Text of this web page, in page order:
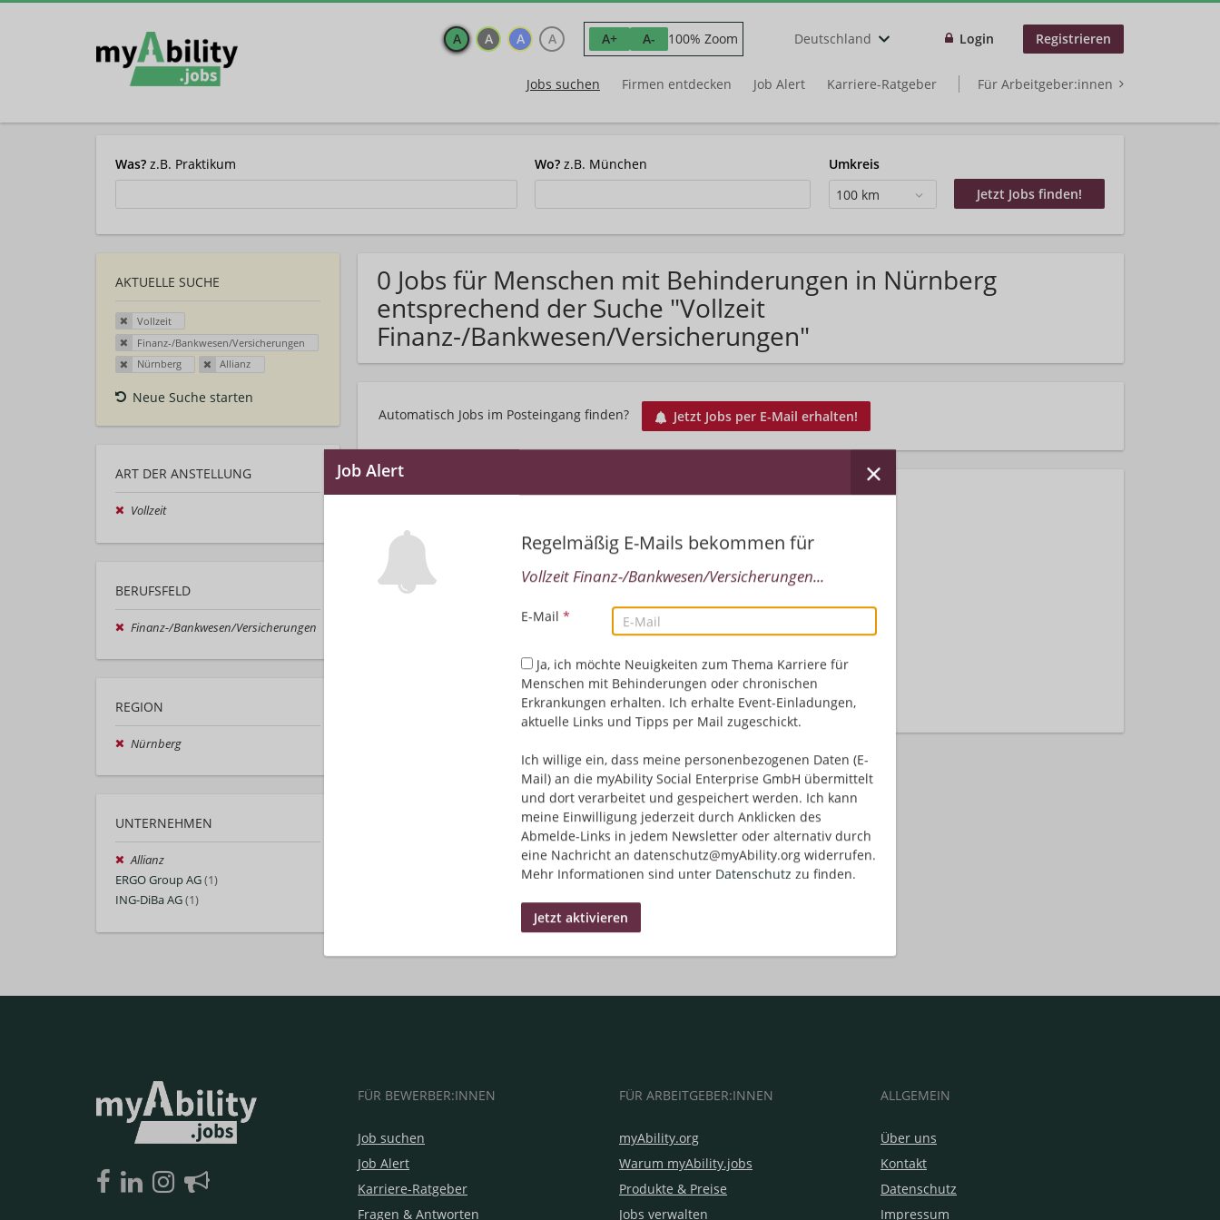
A A A A A+ A- 100% Zoom Deutschland Login Registrieren
Jobs suchen Firmen entdecken Job Alert Karriere-Ratgeber Für Arbeitgeber:innen
Was? z.B. Praktikum Wo? z.B. München
Umkreis
100 km
AKTUELLE SUCHE
Vollzeit
Finanz-/Bankwesen/Versicherungen
Nürnberg
Allianz
Neue Suche starten
ART DER ANSTELLUNG
Vollzeit
BERUFSFELD
Finanz-/Bankwesen/Versicherungen
REGION
Nürnberg
UNTERNEHMEN
Allianz
ERGO Group AG(1)
ING-DiBa AG(1)
0 Jobs für Menschen mit Behinderungen in Nürnberg
entsprechend der Suche "Vollzeit
Finanz-/Bankwesen/Versicherungen"
Automatisch Jobs im Posteingang finden? Jetzt Jobs per E-Mail erhalten!
Regelmäßig E-Mails bekommen für
Vollzeit Finanz-/Bankwesen/Versicherungen...
E-Mail *
Ja, ich möchte Neuigkeiten zum Thema Karriere für
Menschen mit Behinderungen oder chronischen
Erkrankungen erhalten. Ich erhalte Event-Einladungen,
aktuelle Links und Tipps per Mail zugeschickt.
Ich willige ein, dass meine personenbezogenen Daten (E-
Mail) an die myAbility Social Enterprise GmbH übermittelt
und dort verarbeitet und gespeichert werden. Ich kann
meine Einwilligung jederzeit durch Anklicken des
Abmelde-Links in jedem Newsletter oder alternativ durch
eine Nachricht an datenschutz@myAbility.org widerrufen.
Mehr Informationen sind unter Datenschutz zu finden.
Neue Suche starten
FÜR BEWERBER:INNEN
Job suchen
Job Alert
Karriere-Ratgeber
Fragen & Antworten
FÜR ARBEITGEBER:INNEN
myAbility.org
Warum myAbility.jobs
Produkte & Preise
Jobs verwalten
ALLGEMEIN
Über uns
Kontakt
Datenschutz
Impressum